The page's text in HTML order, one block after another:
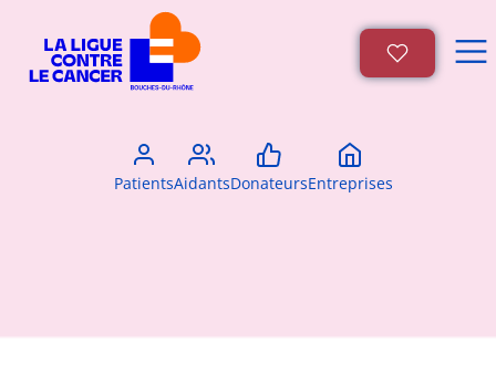
PatientsAidantsDonateursEntreprises